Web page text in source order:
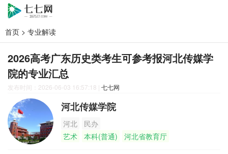
首页 > 专业解读
2026高考广东历史类考生可参考报河北传媒学
院的专业汇总
发布时间：2026-06-03 16:57:18 | 七七网
河北传媒学院
河北
民办
艺术
本科(普通) 河北省教育厅